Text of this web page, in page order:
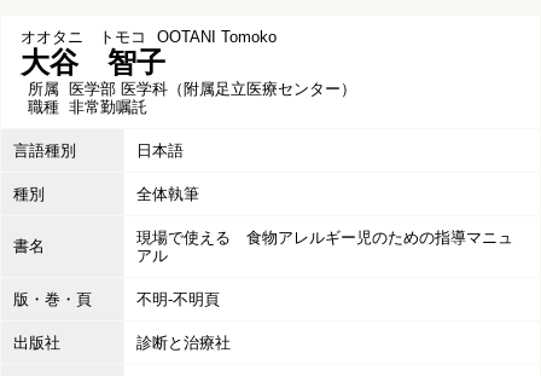
オオタニ トモコ OOTANI Tomoko
大谷 智子
所属 医学部 医学科（附属足立医療センター）
職種 非常勤嘱託
言語種別 日本語
種別 全体執筆
書名
現場で使える 食物アレルギー児のための指導マニュ
アル
版・巻・頁 不明-不明頁
出版社 診断と治療社